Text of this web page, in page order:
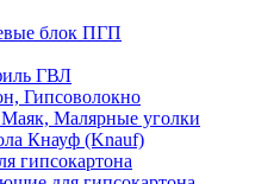
блок ПГП
ГВЛ
Гипсоволокно
Малярные уголки
Кнауф (Knauf)
гипсокартона